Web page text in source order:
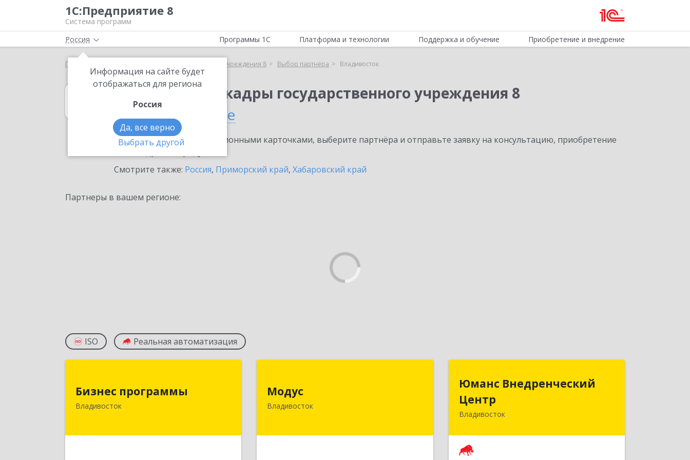
1С:Предприятие 8
Система программ
Россия
Информация на сайте будет
отображаться для региона
Россия
Да, все верно
Выбрать другой
Программы 1С Платформа и технологии Поддержка и обучение Приобретение и внедрение
Главная 1С:Зарплата и кадры государственного учреждения 8 Выбор партнёра Владивосток
1С:Зарплата и кадры государственного учреждения 8
во Владивостоке
Ознакомьтесь с информационными карточками, выберите партнёра и отправьте заявку на консультацию, приобретение
Смотрите также: Россия, Приморский край, Хабаровский край
Партнеры в вашем регионе:
ISO Реальная автоматизация
Бизнес программы
Владивосток
690001, Приморский край,
Владивосток г, Маньчжурская ул, дом
Модус
Владивосток
Владивосток г, Фадеева ул, дом № 10,
Юманс Внедренческий
Центр
Владивосток
Юманс Внедренческий
Центр